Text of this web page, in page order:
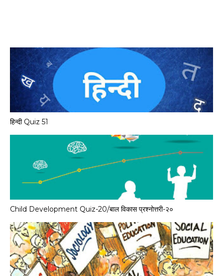
हिन्दी Quiz 51
Child Development Quiz-20/बाल विकास प्रश्नोत्तरी-२०